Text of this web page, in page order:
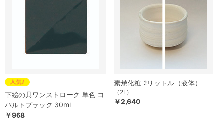
下絵の具ワンストローク 単色 コ
バルトブラック 30ml
￥968
素焼化粧 2リットル（液体）
（2L）
￥2,640